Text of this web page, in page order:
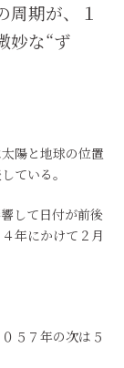
周期が、１
妙な“ず
陽と地球の位置
ている。
して日付が前後
年にかけて２月
５７年の次は５